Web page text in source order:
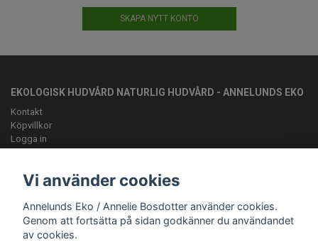
SKAPA NYTT KONTO
EKOLOGISK HUDVÅRD NATURLIG HUDVÅRD - ANNELUNDS EKO
Kontakt
Köpvillkor
Logga in
Vi vill ge kunden en lyxig bivaxsalva med rätt sammansättning av
ANMÄL DIG TILL VÅRT NYHETSBREV
Vi använder cookies
Annelunds Eko / Annelie Bosdotter använder cookies.
Genom att fortsätta på sidan godkänner du användandet
av cookies.